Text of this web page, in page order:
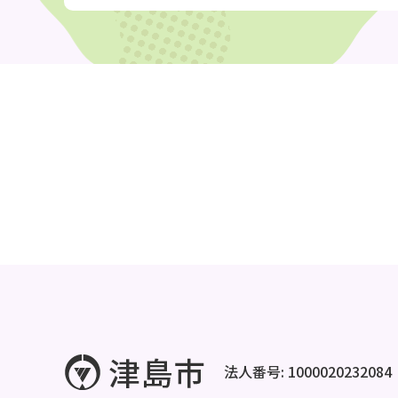
法人番号: 1000020232084